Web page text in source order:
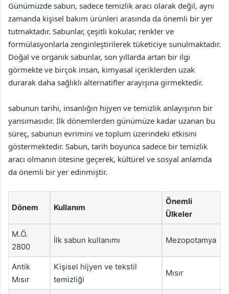
Günümüzde sabun, sadece temizlik aracı olarak değil, aynı
zamanda kişisel bakım ürünleri arasında da önemli bir yer
tutmaktadır. Sabunlar, çeşitli kokular, renkler ve
formülasyonlarla zenginleştirilerek tüketiciye sunulmaktadır.
Doğal ve organik sabunlar, son yıllarda artan bir ilgi
görmekte ve birçok insan, kimyasal içeriklerden uzak
durarak daha sağlıklı alternatifler arayışına girmektedir.
sabunun tarihi, insanlığın hijyen ve temizlik anlayışının bir
yansımasıdır. İlk dönemlerden günümüze kadar uzanan bu
süreç, sabunun evrimini ve toplum üzerindeki etkisini
göstermektedir. Sabun, tarih boyunca sadece bir temizlik
aracı olmanın ötesine geçerek, kültürel ve sosyal anlamda
da önemli bir yer edinmiştir.
Dönem Kullanım
Önemli
Ülkeler
M.Ö.
2800
İlk sabun kullanımı Mezopotamya
Antik
Mısır
Kişisel hijyen ve tekstil
temizliği
Mısır